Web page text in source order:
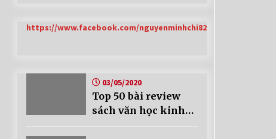
https://www.facebook.com/nguyenminhchi82
03/05/2020
Top 50 bài review
sách văn học kinh
điển của Chí Blog